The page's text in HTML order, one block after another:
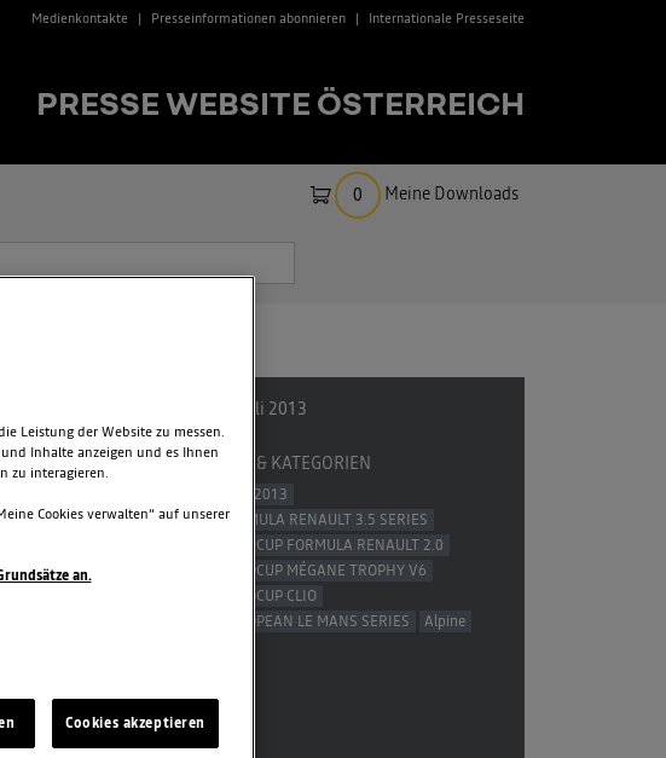
Medienkontakte Presseinformationen abonnieren Internationale Presseseite
PRESSE WEBSITE ÖSTERREICH
0 Meine Downloads
SPIELBERG
17. Juli 2013
TAGS & KATEGORIEN
WSR 2013
FORMULA RENAULT 3.5 SERIES
EUROCUP FORMULA RENAULT 2.0
EUROCUP MÉGANE TROPHY V6
EUROCUP CLIO
EUROPEAN LE MANS SERIES
Alpine
Leistung der Website zu messen.
Inhalte anzeigen und es Ihnen
zu interagieren.
Cookies verwalten“ auf unserer
an.
Cookies akzeptieren